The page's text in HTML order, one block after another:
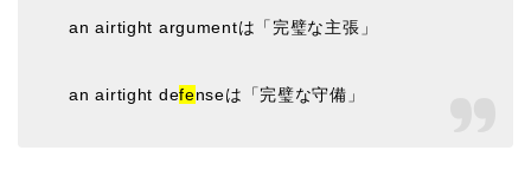
an airtight argumentは「完璧な主張」
an airtight defenseは「完璧な守備」